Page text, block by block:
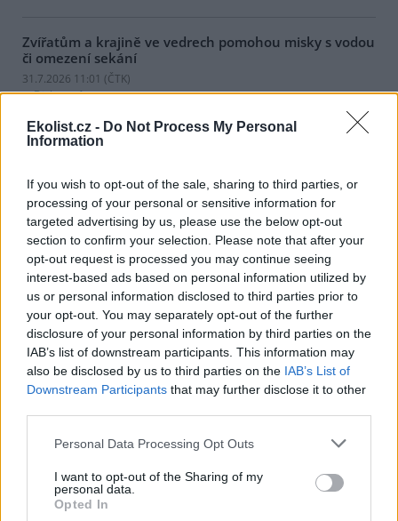
Ekolist.cz - Do Not Process My Personal
Information
If you wish to opt-out of the sale, sharing to third parties, or
processing of your personal or sensitive information for
targeted advertising by us, please use the below opt-out
section to confirm your selection. Please note that after your
opt-out request is processed you may continue seeing
interest-based ads based on personal information utilized by
us or personal information disclosed to third parties prior to
your opt-out. You may separately opt-out of the further
disclosure of your personal information by third parties on the
IAB’s list of downstream participants. This information may
also be disclosed by us to third parties on the IAB’s List of
Downstream Participants that may further disclose it to other
Personal Data Processing Opt Outs
I want to opt-out of the Sharing of my
personal data.
Opted In
Zvířatům a krajině ve vedrech pomohou misky s vodou
či omezení sekání
31.7.2026 11:01 (ČTK)
Diskuse: 1
Divoce žijícím zvířatům nebo
krajině mohou podle ochránců
do zahrad, omezením sekání trávníků nebo vynecháním kypření
půdy. Zlepšit je podle ochránců potřeba také hospodaření s vodou,
včetně systémových kroků pro zadržování vody v krajině, uvedl
Český svaz ochránců přírody (ČSOP).
Úmrtí 15 slonů v Keni zřejmě způsobil kyanid z
pesticidů na rajčata, uvedla AFP
31.7.2026 10:49 (
Diskuse: 2
Nedávné úmrtí 15 slonů v
keňském národním parku bylo
pravděpodobně způsobeno
používaných na rajčata pěstovaná na okolních farmách, uvedla
agentura AFP. Kyanid je přitom nebezpečný nejen pro zvířata, ale
může ohrozit i zdraví člověka, uvedla keňská národní agentura pro
ochranu přírody (KWS).